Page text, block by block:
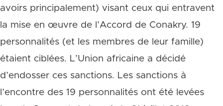
avoirs principalement) visant ceux qui entravent
la mise en œuvre de l’Accord de Conakry. 19
personnalités (et les membres de leur famille)
étaient ciblées. L’Union africaine a décidé
d’endosser ces sanctions. Les sanctions à
l’encontre des 19 personnalités ont été levées